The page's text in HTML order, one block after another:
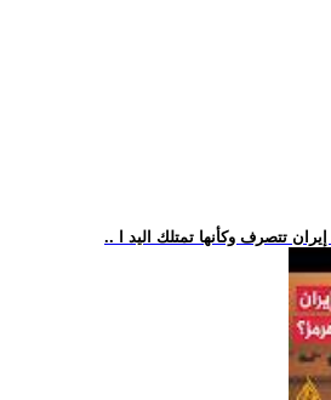
تتصرف وكأنها تمتلك اليد ا